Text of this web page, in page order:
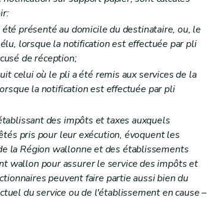
présenté au domicile du destinataire, ou, le
lorsque la notification est effectuée par pli
de réception;
celui où le pli a été remis aux services de la
la notification est effectuée par pli
des impôts et taxes auxquels
pris pour leur exécution, évoquent les
la Région wallonne et des établissements
wallon pour assurer le service des impôts et
peuvent faire partie aussi bien du
du service ou de l'établissement en cause–